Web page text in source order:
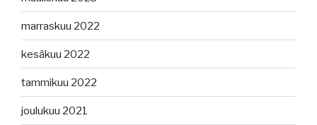
marraskuu 2022
kesäkuu 2022
tammikuu 2022
joulukuu 2021